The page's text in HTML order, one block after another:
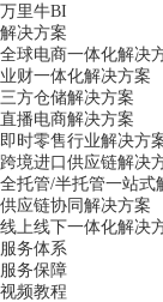
万里牛BI
解决方案
全球电商一体化解决
业财一体化解决方案
三方仓储解决方案
直播电商解决方案
即时零售行业解决方
跨境进口供应链解决
全托管/半托管一站式
供应链协同解决方案
线上线下一体化解决
服务体系
服务保障
视频教程